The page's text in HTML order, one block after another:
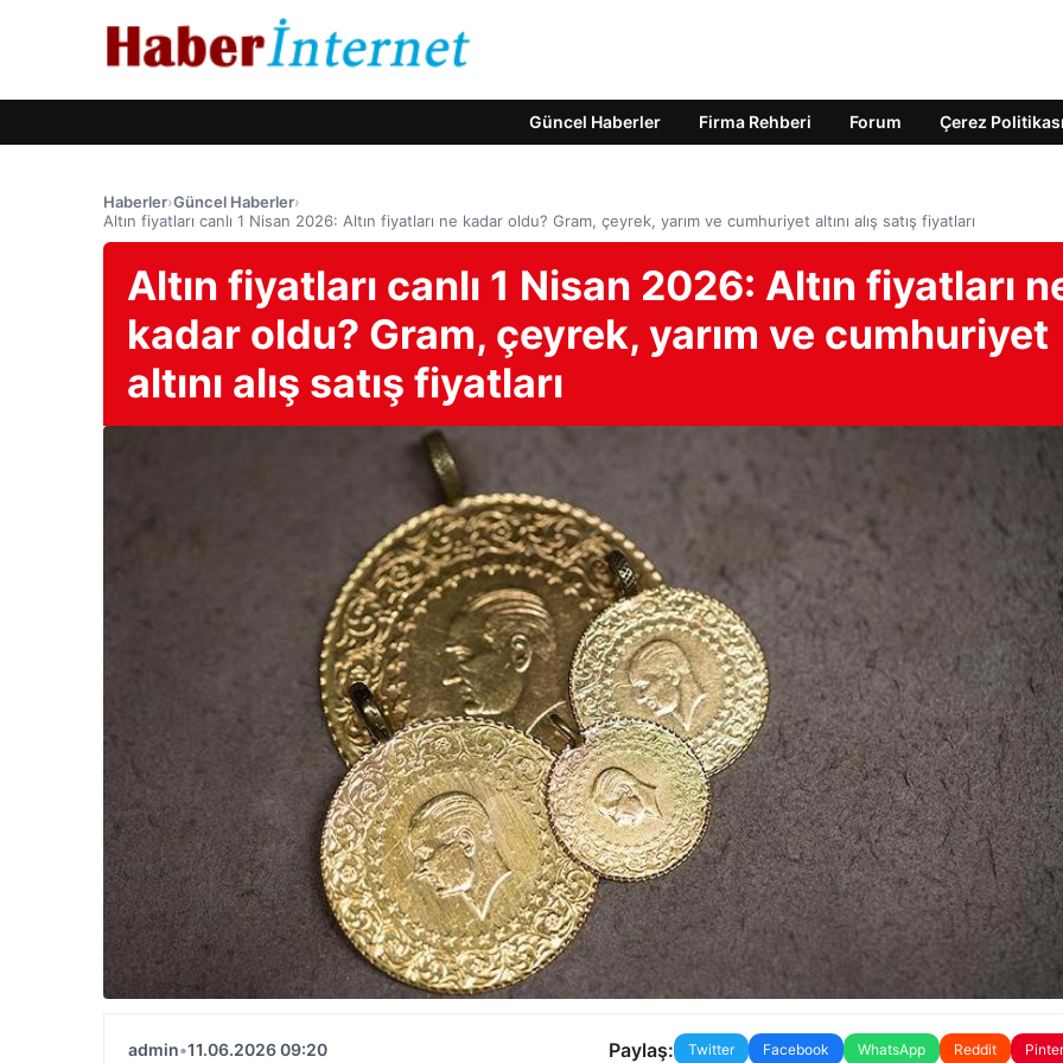
Güncel Haberler Firma Rehberi Forum Çerez Politikası
Haberler›Güncel Haberler›
Altın fiyatları canlı 1 Nisan 2026: Altın fiyatları ne kadar oldu? Gram, çeyrek, yarım ve cumhuriyet altını alış satış fiyatları
Altın fiyatları canlı 1 Nisan 2026: Altın fiyatları
kadar oldu? Gram, çeyrek, yarım ve cumhuriyet
altını alış satış fiyatları
admin•11.06.2026 09:20 Paylaş: Twitter Facebook WhatsApp Reddit